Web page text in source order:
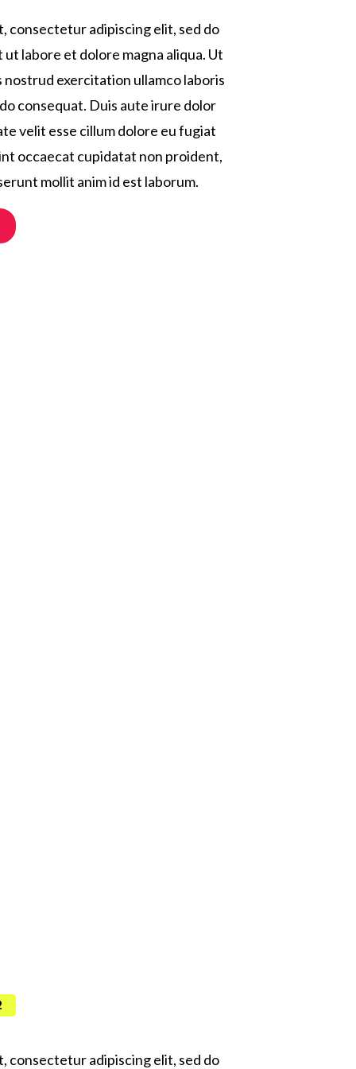
consectetur adipiscing elit, sed do
labore et dolore magna aliqua. Ut
nostrud exercitation ullamco laboris
consequat. Duis aute irure dolor
velit esse cillum dolore eu fugiat
occaecat cupidatat non proident,
mollit anim id est laborum.
consectetur adipiscing elit, sed do